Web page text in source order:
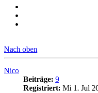
Nach oben
Nico
Beiträge: 9
Registriert: Mi 1. Jul